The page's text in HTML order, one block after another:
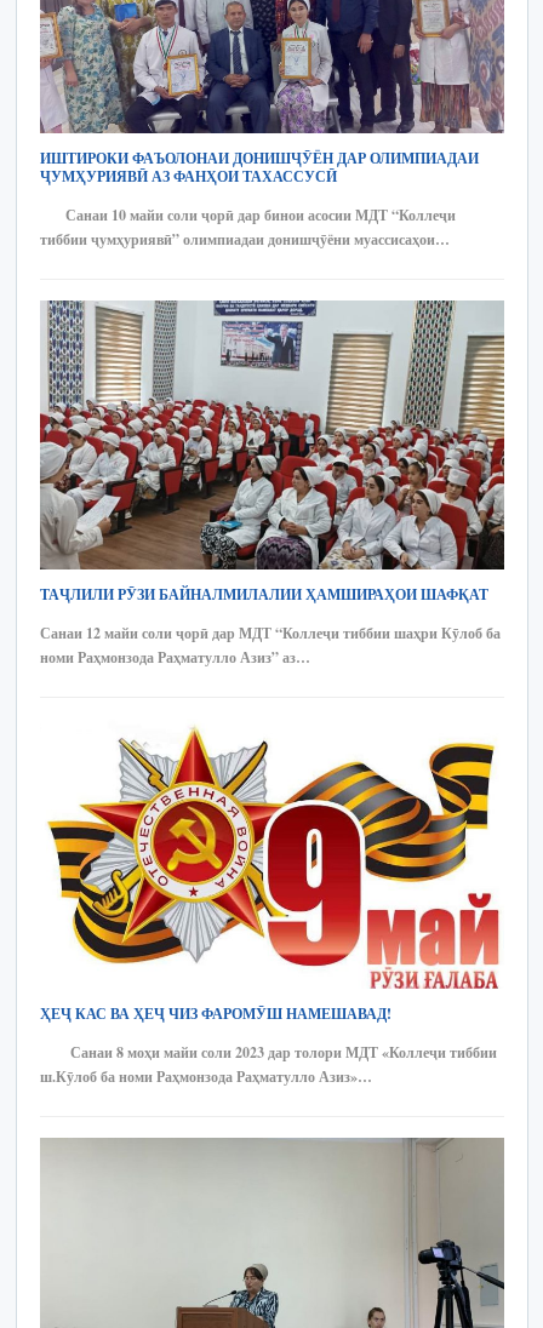
ИШТИРОКИ ФАЪОЛОНАИ ДОНИШҶӮЁН ДАР ОЛИМПИАДАИ
ҶУМҲУРИЯВӢ АЗ ФАНҲОИ ТАХАССУСӢ
Санаи 10 майи соли ҷорӣ дар бинои асосии МДТ “Коллеҷи
тиббии ҷумҳуриявӣ” олимпиадаи донишҷӯёни муассисаҳои…
ТАҶЛИЛИ РӮЗИ БАЙНАЛМИЛАЛИИ ҲАМШИРАҲОИ ШАФҚАТ
Санаи 12 майи соли ҷорӣ дар МДТ “Коллеҷи тиббии шаҳри Кӯлоб ба
номи Раҳмонзода Раҳматулло Азиз” аз…
ҲЕҶ КАС ВА ҲЕҶ ЧИЗ ФАРОМӮШ НАМЕШАВАД!
Санаи 8 моҳи майи соли 2023 дар толори МДТ «Коллеҷи тиббии
ш.Кӯлоб ба номи Раҳмонзода Раҳматулло Азиз»…